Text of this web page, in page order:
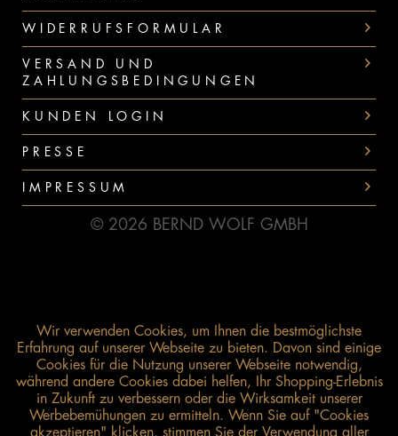
WIDERRUFSFORMULAR
VERSAND UND
ZAHLUNGSBEDINGUNGEN
KUNDEN LOGIN
PRESSE
IMPRESSUM
© 2026 BERND WOLF GMBH
Wir verwenden Cookies, um Ihnen die bestmöglichste
Erfahrung auf unserer Webseite zu bieten. Davon sind einige
Cookies für die Nutzung unserer Webseite notwendig,
während andere Cookies dabei helfen, Ihr Shopping-Erlebnis
in Zukunft zu verbessern oder die Wirksamkeit unserer
Werbebemühungen zu ermitteln. Wenn Sie auf "Cookies
akzeptieren" klicken, stimmen Sie der Verwendung aller